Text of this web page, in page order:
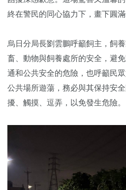
終在警民的同心協力下，畫下圓滿
烏日分局長劉雲鵬呼籲飼主，飼
畜、動物與飼養處所的安全，避
通和公共安全的危險，也呼籲民
公共場所遊蕩，務必與其保持安
擾、觸摸、逗弄，以免發生危險。